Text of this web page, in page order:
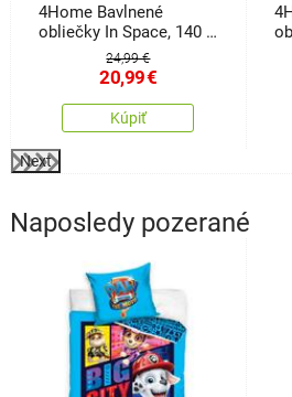
4Home Bavlnené
obliečky In Space, 140 x
200 cm, 70 x 90 cm
24,99 €
20,99€
Kúpiť
Next
Naposledy pozerané